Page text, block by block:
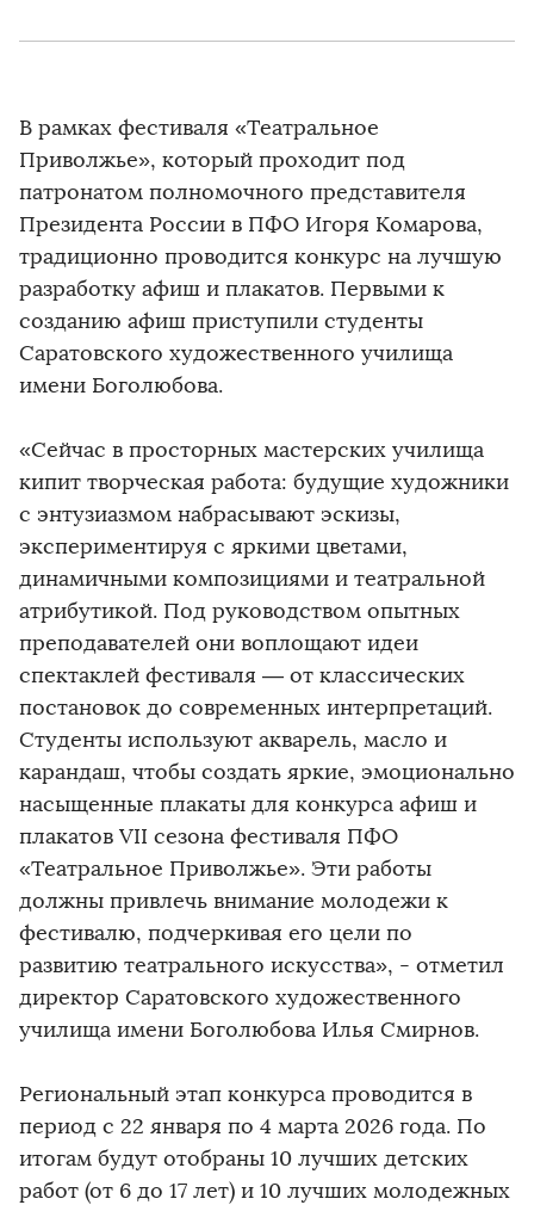
В рамках фестиваля «Театральное
Приволжье», который проходит под
патронатом полномочного представителя
Президента России в ПФО Игоря Комарова,
традиционно проводится конкурс на лучшую
разработку афиш и плакатов. Первыми к
созданию афиш приступили студенты
Саратовского художественного училища
имени Боголюбова.
«Сейчас в просторных мастерских училища
кипит творческая работа: будущие художники
с энтузиазмом набрасывают эскизы,
экспериментируя с яркими цветами,
динамичными композициями и театральной
атрибутикой. Под руководством опытных
преподавателей они воплощают идеи
спектаклей фестиваля — от классических
постановок до современных интерпретаций.
Студенты используют акварель, масло и
карандаш, чтобы создать яркие, эмоционально
насыщенные плакаты для конкурса афиш и
плакатов VII сезона фестиваля ПФО
«Театральное Приволжье». Эти работы
должны привлечь внимание молодежи к
фестивалю, подчеркивая его цели по
развитию театрального искусства», - отметил
директор Саратовского художественного
училища имени Боголюбова Илья Смирнов.
Региональный этап конкурса проводится в
период с 22 января по 4 марта 2026 года. По
итогам будут отобраны 10 лучших детских
работ (от 6 до 17 лет) и 10 лучших молодежных